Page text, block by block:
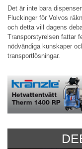
Det är inte bara
Fluckinger för Volvos
och detta vill dagens
Transporstyrelsen fattar
nödvändiga kunskaper
transportlösningar.